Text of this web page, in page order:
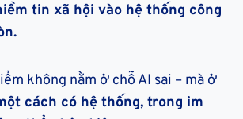
tin xã hội vào hệ thống công
không nằm ở chỗ AI sai – mà ở
cách có hệ thống, trong im